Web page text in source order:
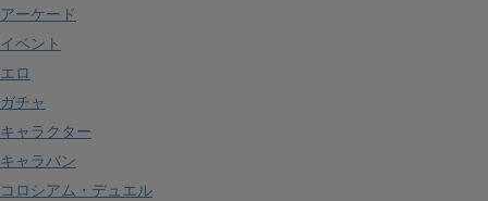
アーケード
イベント
エロ
ガチャ
キャラクター
キャラバン
コロシアム・デュエル